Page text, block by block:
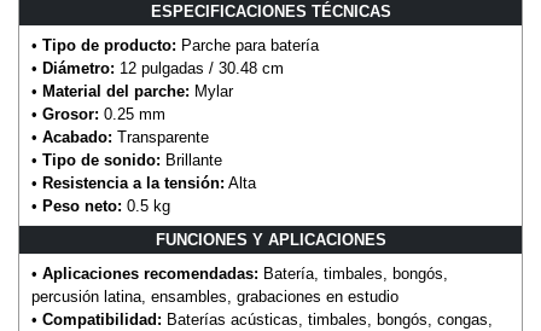
ESPECIFICACIONES TÉCNICAS
• Tipo de producto: Parche para batería
• Diámetro: 12 pulgadas / 30.48 cm
• Material del parche: Mylar
• Grosor: 0.25 mm
• Acabado: Transparente
• Tipo de sonido: Brillante
• Resistencia a la tensión: Alta
• Peso neto: 0.5 kg
FUNCIONES Y APLICACIONES
• Aplicaciones recomendadas: Batería, timbales, bongós,
percusión latina, ensambles, grabaciones en estudio
• Compatibilidad: Baterías acústicas, timbales, bongós, congas,